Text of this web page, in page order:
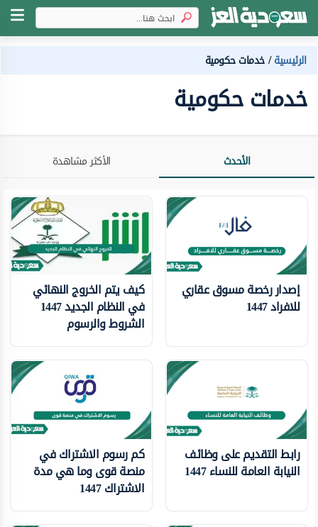
الرئيسية خدمات حكومية
خدمات حكومية
الأحدث الأكثر مشاهدة
إصدار رخصة مسوق عقاري
للافراد 1447
كيف يتم الخروج النهائي
في النظام الجديد 1447
الشروط والرسوم
رابط التقديم على وظائف
النيابة العامة للنساء 1447
كم رسوم الاشتراك في
منصة قوى وما هي مدة
الاشتراك 1447